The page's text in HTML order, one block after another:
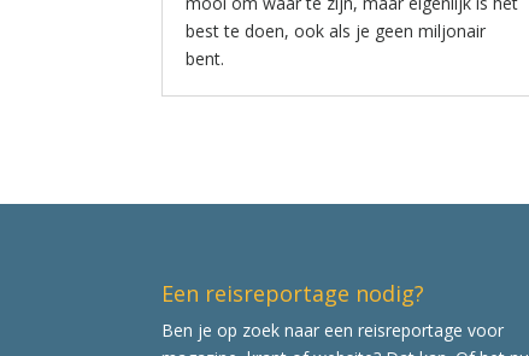
best te doen, ook als je geen miljonair
bent.
Een reisreportage nodig?
Ben je op zoek naar een reisreportage voor